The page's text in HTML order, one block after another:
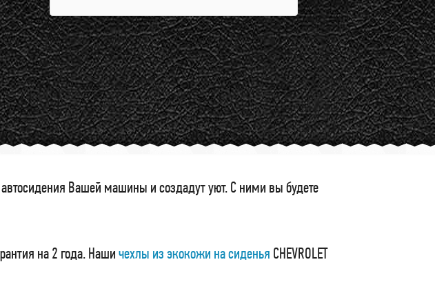
Вашей машины и создадут уют. С ними вы будете
на 2 года. Нашичехлы из экокожи на сиденья CHEVROLET